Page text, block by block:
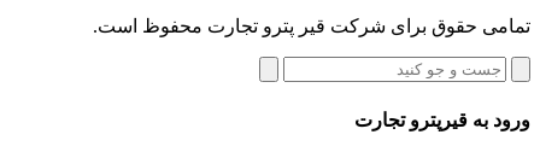
تمامی حقوق برای شرکت قیر پترو تجارت محفوظ است.
ورود به قیرپترو تجارت